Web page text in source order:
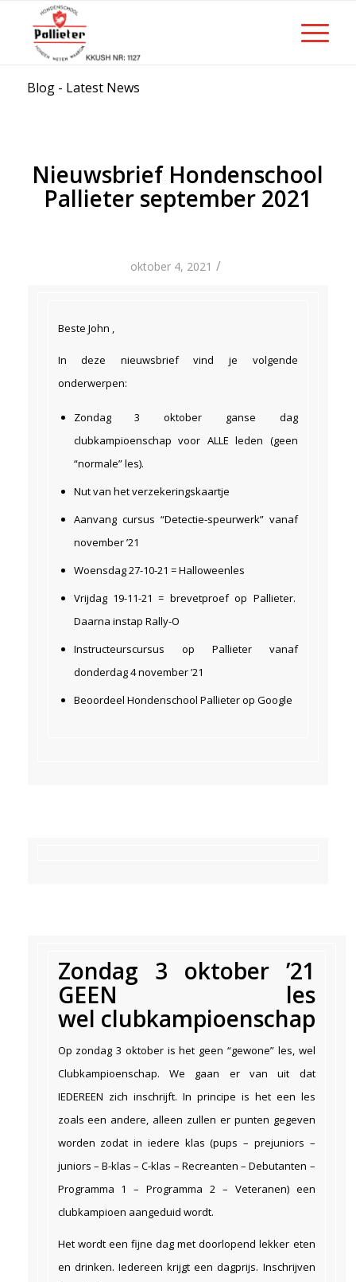
Blog - Latest News
Nieuwsbrief Hondenschool
Pallieter september 2021
oktober 4, 2021 /
Beste John ,
In deze nieuwsbrief vind je volgende
onderwerpen:
Zondag 3 oktober ganse dag
clubkampioenschap voor ALLE leden (geen
“normale” les).
Nut van het verzekeringskaartje
Aanvang cursus “Detectie-speurwerk” vanaf
november ’21
Woensdag 27-10-21 = Halloweenles
Vrijdag 19-11-21 = brevetproef op Pallieter.
Daarna instap Rally-O
Instructeurscursus op Pallieter vanaf
donderdag 4 november ’21
Beoordeel Hondenschool Pallieter op Google
Zondag 3 oktober ’21
GEEN les
wel clubkampioenschap
Op zondag 3 oktober is het geen “gewone” les, wel
Clubkampioenschap. We gaan er van uit dat
IEDEREEN zich inschrijft. In principe is het een les
zoals een andere, alleen zullen er punten gegeven
worden zodat in iedere klas (pups – prejuniors –
juniors – B-klas – C-klas – Recreanten – Debutanten –
Programma 1 – Programma 2 – Veteranen) een
clubkampioen aangeduid wordt.
Het wordt een fijne dag met doorlopend lekker eten
en drinken. Iedereen krijgt een dagprijs. Inschrijven